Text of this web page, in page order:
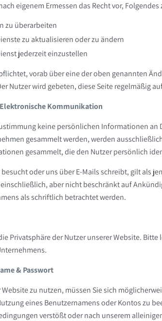
eigenem Ermessen das Recht vor, Folgendes
zu überarbeiten
zu aktualisieren oder zu ändern
jederzeit einzustellen
vorab über eine der oben genannten
Nutzer wird gebeten, diese Seite regelmäßig
Kommunikation
keine persönlichen Informationen
gesammelt werden, werden
gesammelt, die den Nutzer persönlich
besucht oder uns über E-Mails schreibt, gilt
aber nicht beschränkt auf
als schriftlich betrachtet werden.
Privatsphäre der Nutzer unserer Website.
& Passwort
zu nutzen, müssen Sie sich
eines Benutzernamens oder Kontos zu
verstößt oder nach unserem